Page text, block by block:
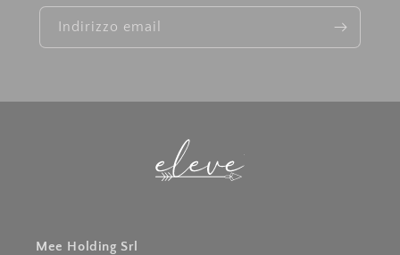
Indirizzo email
Mee Holding Srl